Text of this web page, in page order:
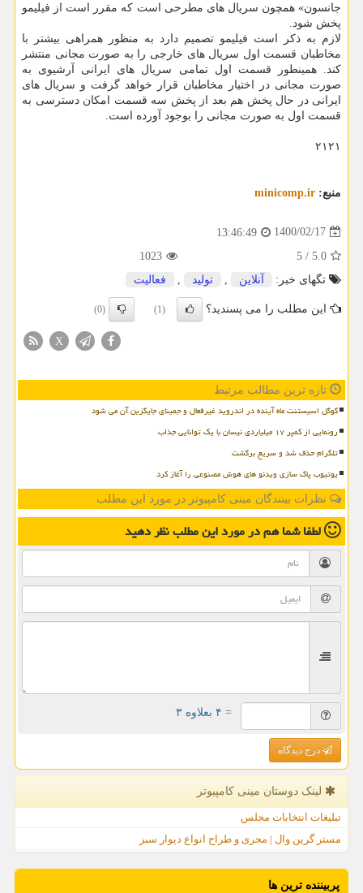
جانسون» همچون سریال های مطرحی است که مقرر است از فیلیمو
پخش شود.
لازم به ذکر است فیلیمو تصمیم دارد به منظور همراهی بیشتر با
مخاطبان قسمت اول سریال های خارجی را به صورت مجانی منتشر
کند. همینطور قسمت اول تمامی سریال های ایرانی آرشیوی به
صورت مجانی در اختیار مخاطبان قرار خواهد گرفت و سریال های
ایرانی در حال پخش هم بعد از پخش سه قسمت امکان دسترسی به
قسمت اول به صورت مجانی را بوجود آورده است.
۲۱۲۱
منبع: minicomp.ir
1400/02/17
13:46:49
5.0
/
5
1023
تگهای خبر:
آنلاین تولید فعالیت
این مطلب را می پسندید؟ (1)
(0)
X
تازه ترین مطالب مرتبط
گوگل اسیستنت ماه آینده در اندروید غیرفعال و جمینای جایگزین آن می شود
رونمایی از کمپر ۱۷ میلیاردی نیسان با یک توانایی جذاب
تلگرام حذف شد و سریع برگشت
یوتیوب پاک سازی ویدئو های هوش مصنوعی را آغاز کرد
نظرات بینندگان مینی کامپیوتر در مورد این مطلب
لطفا شما همدر مورد این مطلبنظر دهید
= ۴ بعلاوه ۳
درج دیدگاه
لینک دوستان مینی كامپیوتر
تبلیغات انتخابات مجلس
مستر گرین وال | مجری و طراح انواع دیوار سبز
پربیننده ترین ها